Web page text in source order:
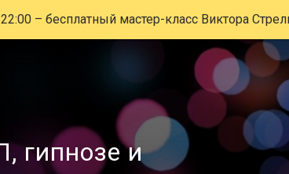
– бесплатный мастер-класс Виктора
гипнозе и